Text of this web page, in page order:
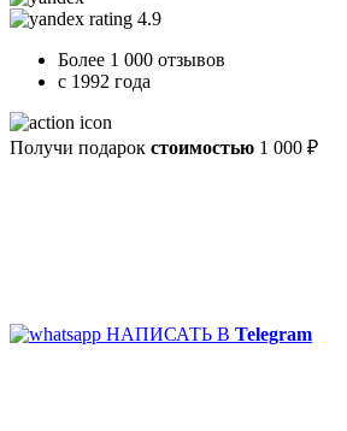
4.9
Более 1 000 отзывов
c 1992 года
Получи подарок стоимостью 1 000 ₽
НАПИСАТЬ В Telegram